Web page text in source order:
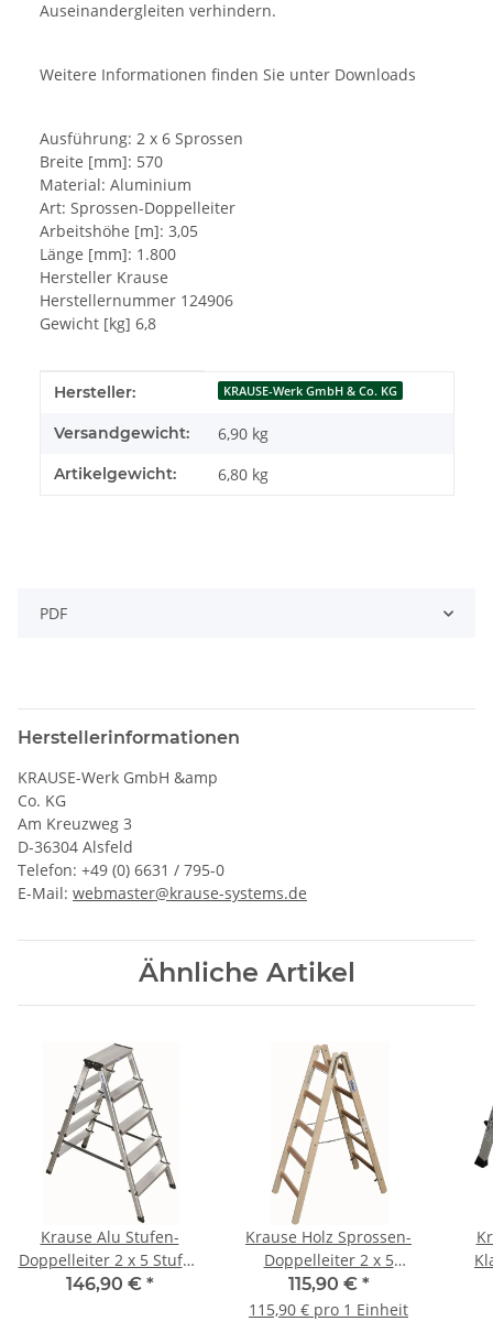
Auseinandergleiten verhindern.
Weitere Informationen finden Sie unter Downloads
Ausführung: 2 x 6 Sprossen
Breite [mm]: 570
Material: Aluminium
Art: Sprossen-Doppelleiter
Arbeitshöhe [m]: 3,05
Länge [mm]: 1.800
Hersteller Krause
Herstellernummer 124906
Gewicht [kg] 6,8
Produkteigenschaft
Wert
Hersteller: KRAUSE-Werk GmbH & Co. KG
Versandgewicht: 6,90 kg
Artikelgewicht: 6,80 kg
PDF
Herstellerinformationen
KRAUSE-Werk GmbH &amp
Co. KG
Am Kreuzweg 3
D-36304 Alsfeld
Telefon: +49 (0) 6631 / 795-0
E-Mail: webmaster@krause-systems.de
Ähnliche Artikel
Krause Alu Stufen-
Doppelleiter 2 x 5 Stufen
120342
146,90 € *
Krause Holz Sprossen-
Doppelleiter 2 x 5
Sprossen 170071
115,90 € *
115,90 € pro 1 Einheit